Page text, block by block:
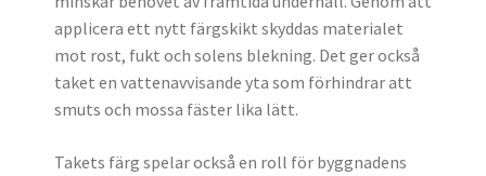
applicera ett nytt färgskikt skyddas materialet
mot rost, fukt och solens blekning. Det ger också
taket en vattenavvisande yta som förhindrar att
smuts och mossa fäster lika lätt.
Takets färg spelar också en roll för byggnadens